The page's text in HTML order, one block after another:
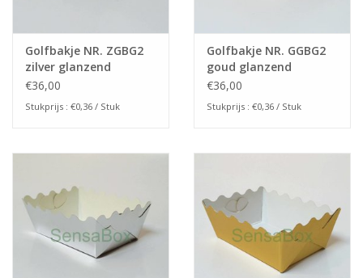
Golfbakje NR. ZGBG2
zilver glanzend
(100stuks)
€36,00
Stukprijs : €0,36 / Stuk
Golfbakje NR. GGBG2
goud glanzend
(100stuks)
€36,00
Stukprijs : €0,36 / Stuk